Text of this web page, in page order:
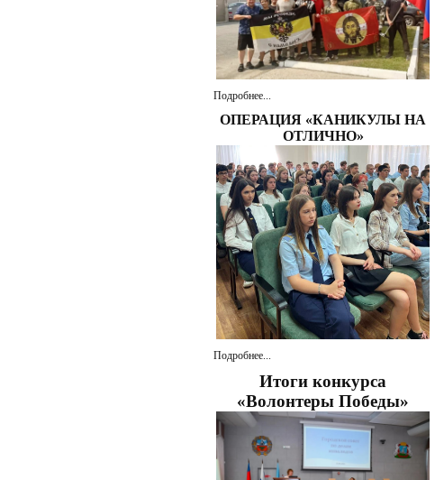
Подробнее...
ОПЕРАЦИЯ «КАНИКУЛЫ НА
ОТЛИЧНО»
Подробнее...
Итоги конкурса
«Волонтеры Победы»